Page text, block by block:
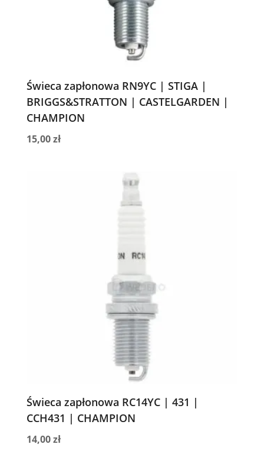
Świeca zapłonowa RN9YC | STIGA |
BRIGGS&STRATTON | CASTELGARDEN |
CHAMPION
15,00zł
Świeca zapłonowa RC14YC | 431 |
CCH431 | CHAMPION
14,00zł